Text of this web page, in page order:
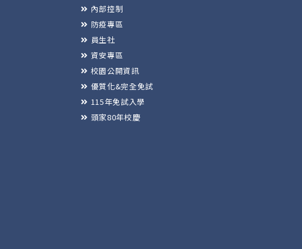
內部控制
防疫專區
員生社
資安專區
校園公開資訊
優質化&完全免試
115年免試入學
頭家80年校慶